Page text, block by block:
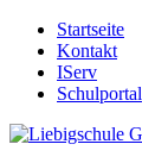
Startseite
Kontakt
IServ
Schulportal